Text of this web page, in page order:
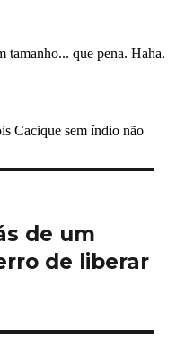
de um
de liberar